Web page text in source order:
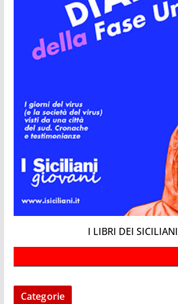
I LIBRI DEI SICILIANI
Categorie